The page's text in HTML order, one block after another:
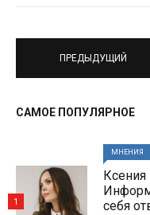
ПРЕДЫДУЩИЙ
САМОЕ ПОПУЛЯРНОЕ
МНЕНИЯ
Ксения
себя
1